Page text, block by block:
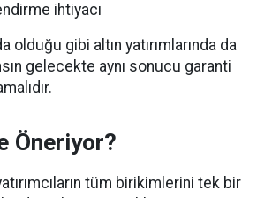
ihtiyacı
olduğu gibi altın yatırımlarında da
gelecekte aynı sonucu garanti
Öneriyor?
tüm birikimlerini tek bir